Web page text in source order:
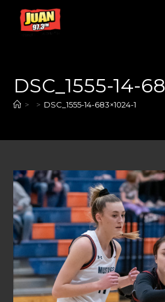
DSC_1555-14-
> > DSC_1555-14-683×1024-1